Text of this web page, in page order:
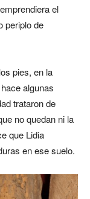
el
periplo de
pies, en la
algunas
trataron de
no quedan ni la
que Lidia
en ese suelo.